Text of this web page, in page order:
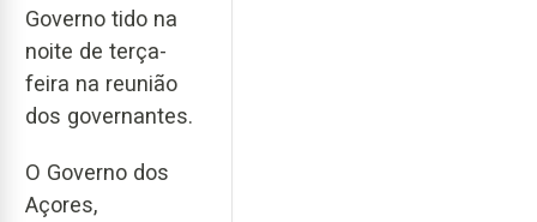
Governo tido na
noite de terça-
feira na reunião
dos governantes.
O Governo dos
Açores,